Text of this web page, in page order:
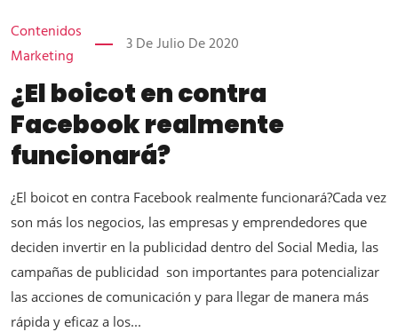
Contenidos
Marketing
3 De Julio De 2020
¿El boicot en contra
Facebook realmente
funcionará?
¿El boicot en contra Facebook realmente funcionará?Cada vez
son más los negocios, las empresas y emprendedores que
deciden invertir en la publicidad dentro del Social Media, las
campañas de publicidad son importantes para potencializar
las acciones de comunicación y para llegar de manera más
rápida y eficaz a los...